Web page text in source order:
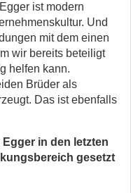
ist modern
Und
mit dem einen
wir bereits beteiligt
helfen kann.
Brüder als
Das ist ebenfalls
in den letzten
gesetzt